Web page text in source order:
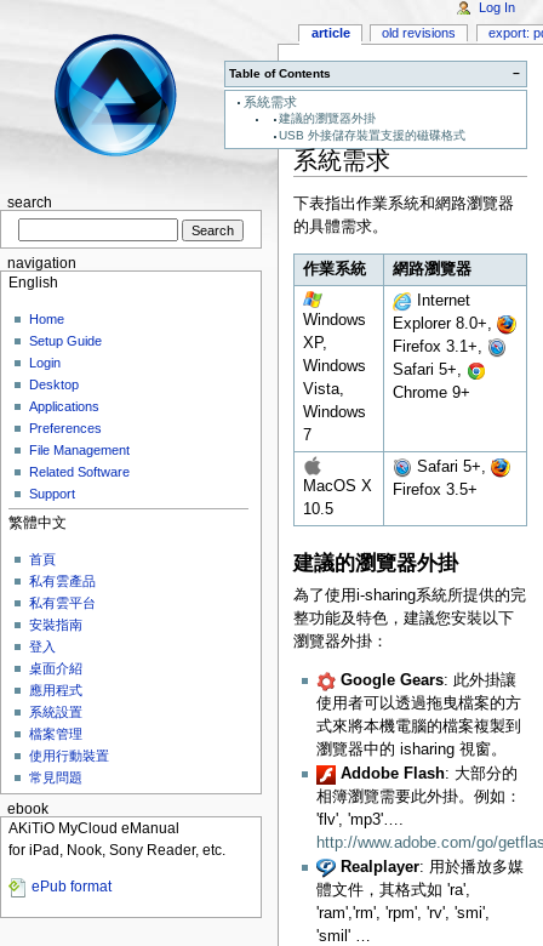
−
Table of Contents
系統需求
建議的瀏覽器外掛
USB 外接儲存裝置支援的磁碟格式
系統需求
下表指出作業系統和網路瀏覽器
的具體需求。
作業系統 網路瀏覽器
Windows
XP,
Windows
Vista,
Windows
7
Internet
Explorer 8.0+,
Firefox 3.1+,
Safari 5+,
Chrome 9+
MacOS X
10.5
Safari 5+,
Firefox 3.5+
建議的瀏覽器外掛
為了使用i-sharing系統所提供的完
整功能及特色，建議您安裝以下
瀏覽器外掛：
Google Gears: 此外掛讓
使用者可以透過拖曳檔案的方
式來將本機電腦的檔案複製到
瀏覽器中的 isharing 視窗。
Addobe Flash: 大部分的
相簿瀏覽需要此外掛。例如：
'flv', 'mp3'….
http://www.adobe.com/go/
Realplayer: 用於播放多媒
體文件，其格式如 'ra',
'ram','rm', 'rpm', 'rv', 'smi',
'smil' …
article old revisions export:
Log In
search
navigation
English
Home
Setup Guide
Login
Desktop
Applications
Preferences
File Management
Related Software
Support
繁體中文
首頁
私有雲產品
私有雲平台
安裝指南
登入
桌面介紹
應用程式
系統設置
檔案管理
使用行動裝置
常見問題
ebook
AKiTiO MyCloud eManual
for iPad, Nook, Sony Reader, etc.
ePub format